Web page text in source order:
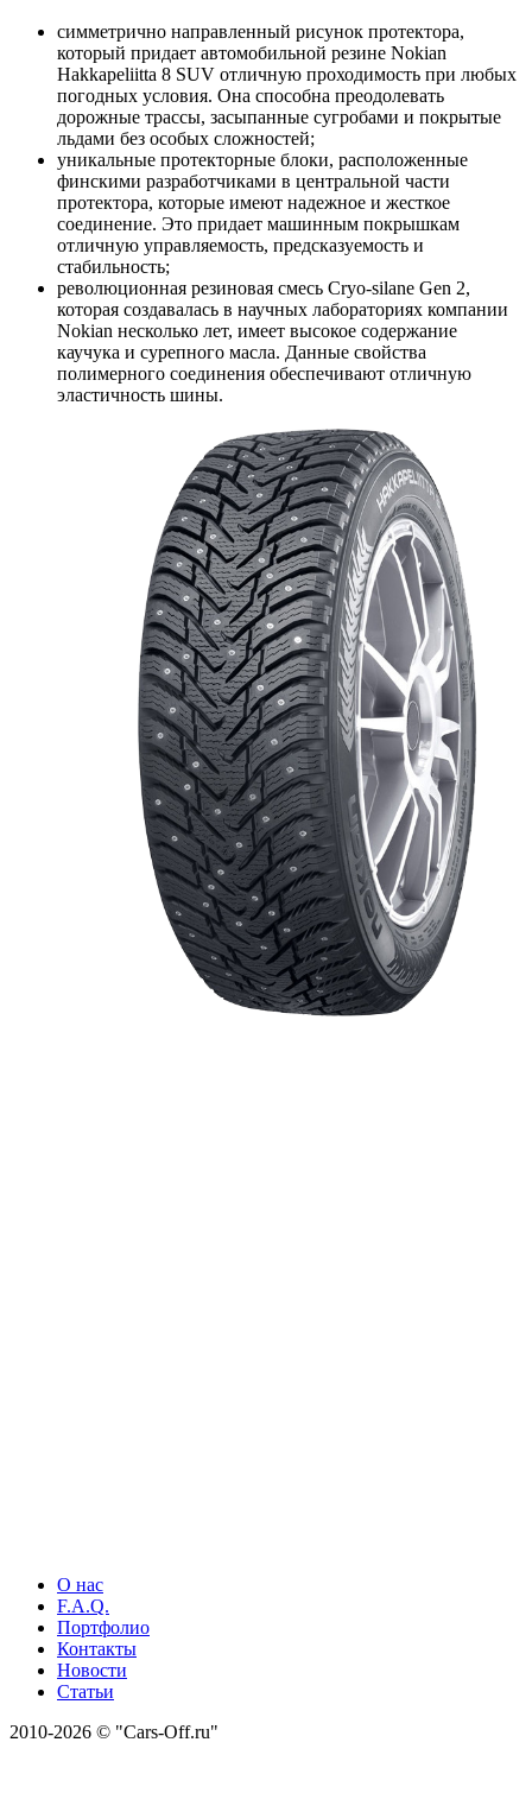
симметрично направленный рисунок протектора,
который придает автомобильной резине Nokian
Hakkapeliitta 8 SUV отличную проходимость при любых
погодных условия. Она способна преодолевать
дорожные трассы, засыпанные сугробами и покрытые
льдами без особых сложностей;
уникальные протекторные блоки, расположенные
финскими разработчиками в центральной части
протектора, которые имеют надежное и жесткое
соединение. Это придает машинным покрышкам
отличную управляемость, предсказуемость и
стабильность;
революционная резиновая смесь Cryo-silane Gen 2,
которая создавалась в научных лабораториях компании
Nokian несколько лет, имеет высокое содержание
каучука и сурепного масла. Данные свойства
полимерного соединения обеспечивают отличную
эластичность шины.
О нас
F.A.Q.
Портфолио
Контакты
Новости
Статьи
2010-2026 © "Cars-Off.ru"